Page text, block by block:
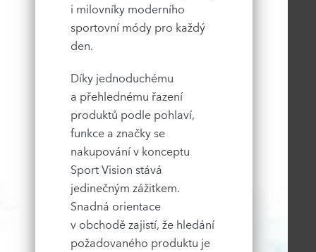
i milovníky moderního
sportovní módy pro každý
den.
Díky jednoduchému
a přehlednému řazení
produktů podle pohlaví,
funkce a značky se
nakupování v konceptu
Sport Vision stává
jedinečným zážitkem.
Snadná orientace
v obchodě zajistí, že hledání
požadovaného produktu je